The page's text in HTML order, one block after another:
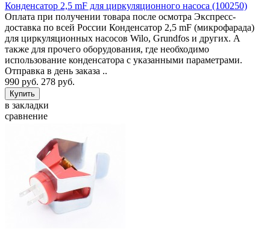
Конденсатор 2,5 mF для циркуляционного насоса (100250)
Оплата при получении товара после осмотра Экспресс-
доставка по всей России Конденсатор 2,5 mF (микрофарада)
для циркуляционных насосов Wilo, Grundfos и других. А
также для прочего оборудования, где необходимо
использование конденсатора с указанными параметрами.
Отправка в день заказа ..
990 руб. 278 руб.
в закладки
сравнение